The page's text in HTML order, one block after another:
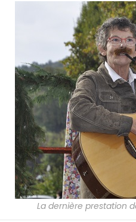
La dernière prestation